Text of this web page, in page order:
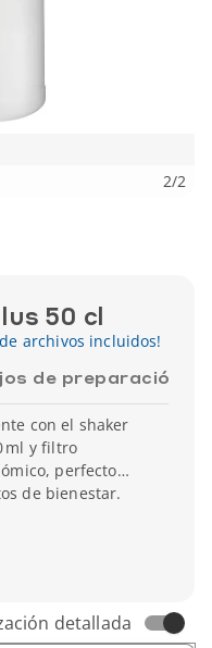
2/2
50 cl
archivos incluidos!
de preparación
con el shaker
ml y filtro
perfecto
de bienestar.
detallada